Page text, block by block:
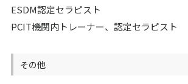
ESDM認定セラピスト
PCIT機関内トレーナー、認定セラピスト
その他